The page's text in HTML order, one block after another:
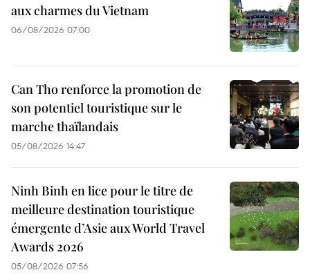
aux charmes du Vietnam
06/08/2026 07:00
Can Tho renforce la promotion de
son potentiel touristique sur le
marche thaïlandais
05/08/2026 14:47
Ninh Binh en lice pour le titre de
meilleure destination touristique
émergente d’Asie aux World Travel
Awards 2026
05/08/2026 07:56